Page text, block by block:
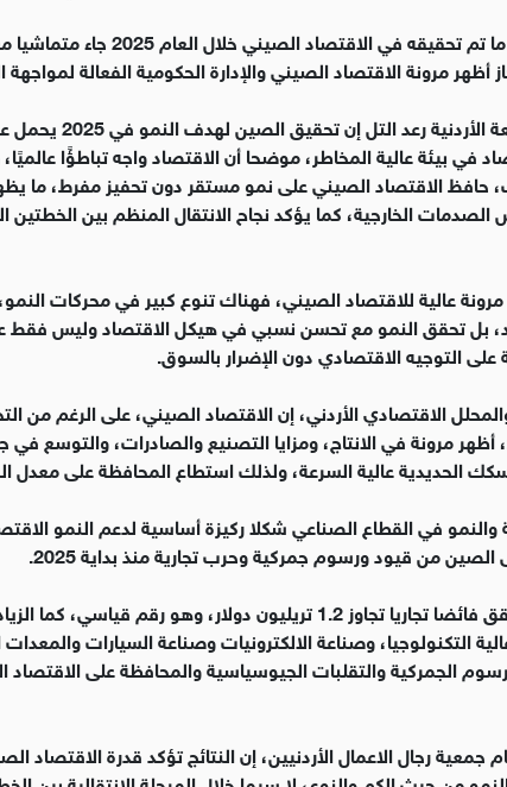
‏وأجمع الخبراء الأردنيون على أن ما تم تحقيقه في
أظهر مرونة الاقتصاد الصيني والإدارة الحكومية الفعالة لمواجهة
‏وقال أستاذ الاقتصاد في الجامعة
في بيئة عالية المخاطر، موضحا أن الاقتصاد واجه تباطؤًا
حافظ الاقتصاد الصيني على نمو مستقر دون تحفيز مفرط، ما
عالية للاقتصاد الصيني، فهناك تنوع كبير في محركات
بل تحقق النمو مع تحسن نسبي في هيكل الاقتصاد وليس فقط
على التوجيه الاقتصادي دون الإضرار بالسوق.
الاقتصادي الأردني، إن الاقتصاد الصيني، على الرغم من
داخليا وخارجيا خلال العام 2025، أظهر مرونة في الانتاج، ومزايا التصنيع والصادرات،
الحديدية عالية السرعة، ولذلك استطاع المحافظة على معدل
والنمو في القطاع الصناعي شكلا ركيزة أساسية لدعم النمو
من قيود ورسوم جمركية وحرب تجارية منذ بداية 2025.
‏وأضاف أن الاقتصاد الصيني حقق فائضا تجاريا تجاوز 1.2 تريليون دولار، وهو رقم
التكنولوجيا، وصناعة الالكترونيات وصناعة السيارات والمعدات
الجمركية والتقلبات الجيوسياسية والمحافظة على الاقتصاد
رجال الاعمال الأردنيين، إن النتائج تؤكد قدرة الاقتصاد